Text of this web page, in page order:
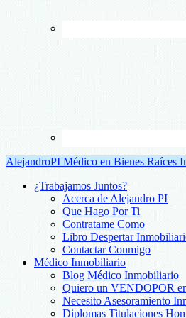
AlejandroPI Médico en Bienes Raíces
¿Trabajamos Juntos?
Acerca de Alejandro PI
Que Hago Por Ti
Contratame Como
Libro Despertar
Contactar Conmigo
Médico Inmobiliario
Blog Médico Inmobiliario
Quiero un VENDOPOR
Necesito Asesoramiento
Diplomas Titulaciones